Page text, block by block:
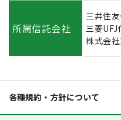
所属信託会社
三井住
三菱
株式会
各種規約・方針について